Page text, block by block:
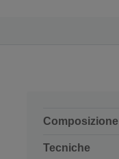
Composizione
Tecniche